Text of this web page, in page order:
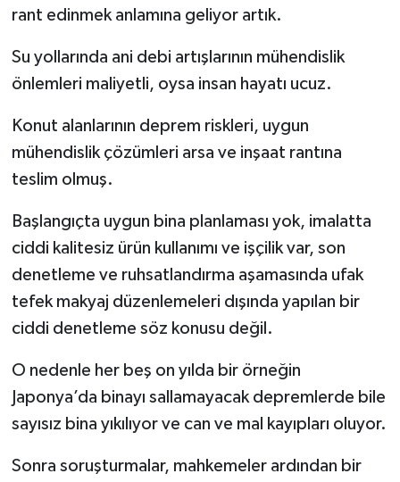
rant edinmek anlamına geliyor artık.
Su yollarında ani debi artışlarının mühendislik
önlemleri maliyetli, oysa insan hayatı ucuz.
Konut alanlarının deprem riskleri, uygun
mühendislik çözümleri arsa ve inşaat rantına
teslim olmuş.
Başlangıçta uygun bina planlaması yok, imalatta
ciddi kalitesiz ürün kullanımı ve işçilik var, son
denetleme ve ruhsatlandırma aşamasında ufak
tefek makyaj düzenlemeleri dışında yapılan bir
ciddi denetleme söz konusu değil.
O nedenle her beş on yılda bir örneğin
Japonya’da binayı sallamayacak depremlerde bile
sayısız bina yıkılıyor ve can ve mal kayıpları oluyor.
Sonra soruşturmalar, mahkemeler ardından bir